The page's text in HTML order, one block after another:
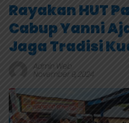
Rayakan HUT
Cabup Yanni
Jaga Tradisi
Admin Web
November 9, 2024